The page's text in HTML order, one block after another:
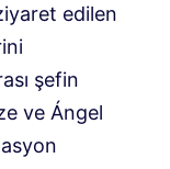
edilen
şefin
ve Ángel